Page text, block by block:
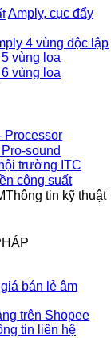
Amply, cục đẩy
4 vùng độc lập
vùng loa
vùng loa
Processor
sound
trường ITC
công suất
Thông tin kỹ thuật
bán lẻ âm
trên Shopee
tin liên hệ